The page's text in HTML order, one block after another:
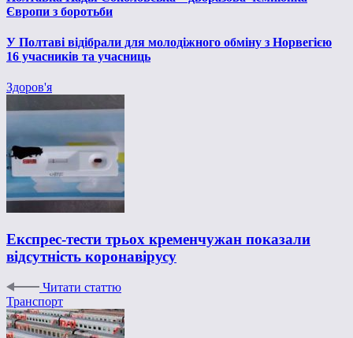
Європи з боротьби
У Полтаві відібрали для молодіжного обміну з Норвегією
16 учасників та учасниць
Здоров'я
Експрес-тести трьох кременчужан показали
відсутність коронавірусу
Читати статтю
Транспорт